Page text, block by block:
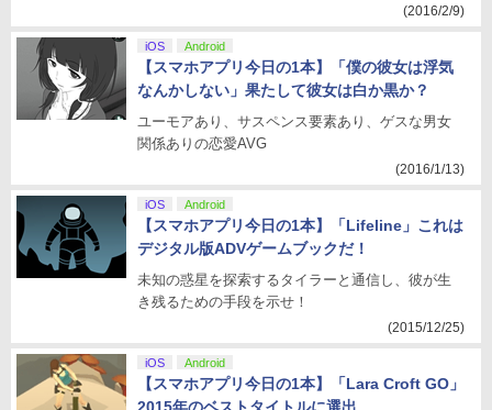
(2016/2/9)
iOS Android
【スマホアプリ今日の1本】「僕の彼女は浮気
なんかしない」果たして彼女は白か黒か？
ユーモアあり、サスペンス要素あり、ゲスな男女
関係ありの恋愛AVG
(2016/1/13)
iOS Android
【スマホアプリ今日の1本】「Lifeline」これは
デジタル版ADVゲームブックだ！
未知の惑星を探索するタイラーと通信し、彼が生
き残るための手段を示せ！
(2015/12/25)
iOS Android
【スマホアプリ今日の1本】「Lara Croft GO」